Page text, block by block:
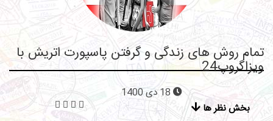
تمام روش های زندگی و گرفتن پاسپورت اتریش با
ویزاگروپ24
بخش نظر ها